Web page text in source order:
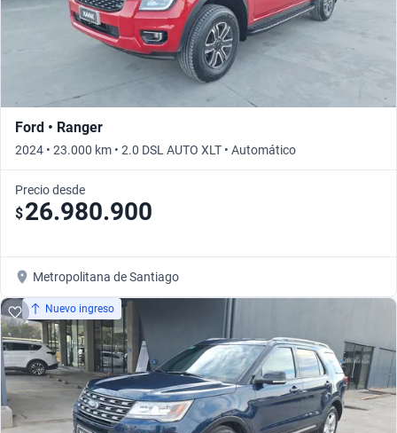
Ford • Ranger
2024 • 23.000 km • 2.0 DSL AUTO XLT • Automático
Precio desde
$26.980.900
Metropolitana de Santiago
Nuevo ingreso